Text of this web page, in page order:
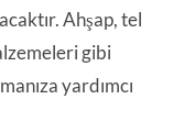
Ahşap, tel
gibi
yardımcı